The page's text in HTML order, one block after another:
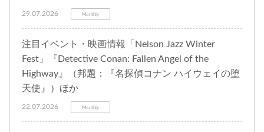
29.07.2026 Monthly
注目イベント・映画情報「Nelson Jazz Winter
Fest」『Detective Conan: Fallen Angel of the
Highway』（邦題：『名探偵コナン ハイウェイの堕
天使』）ほか
22.07.2026 Monthly